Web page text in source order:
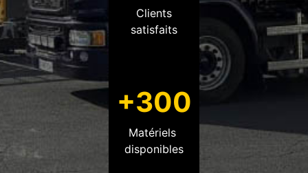
Clients
satisfaits
+300
Matériels
disponibles